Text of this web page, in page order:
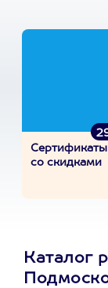
Сертификаты
со скидками
Каталог